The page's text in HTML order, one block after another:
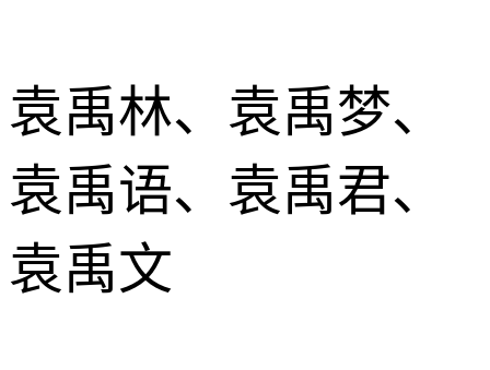
袁禹林、袁禹梦、
袁禹语、袁禹君、
袁禹文